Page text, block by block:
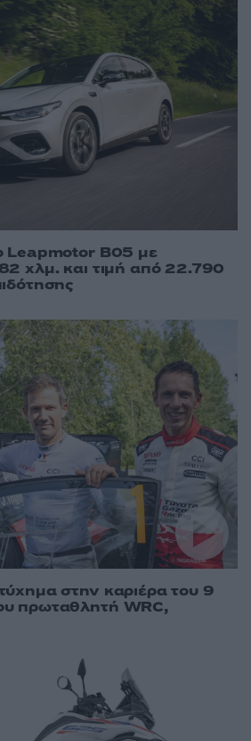
Leapmotor B05 με
χλμ. και τιμή από 22.790
στην καριέρα του 9
πρωταθλητή WRC,